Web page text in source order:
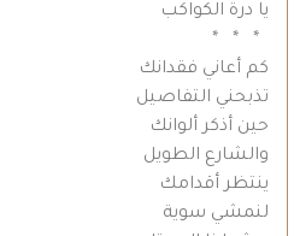
يا درة الكواكب
* * *
كم أعاني فقدانك
تذبحني التفاصيل
حين أذكر ألوانك
والشارع الطويل
ينتظر أقدامك
لنمشي سوية